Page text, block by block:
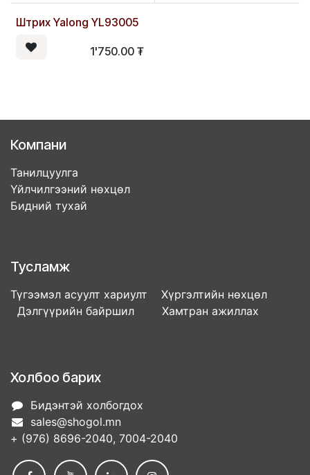
Штрих Yalong YL93005
1'750.00₮
Компани
Танилцуулга
Үйлчилгээний нөхцөл
Бидний тухай
Тусламж
Түгээмэл асуулт хариулт Хүргэлтийн нөхцөл
Дэлгүүрийн байршил Хамтран ажиллах
Холбоо барих
Бидэнтэй холбогдох
sales@shogol.mn
+ (976) 8696-2040, 7004-2040